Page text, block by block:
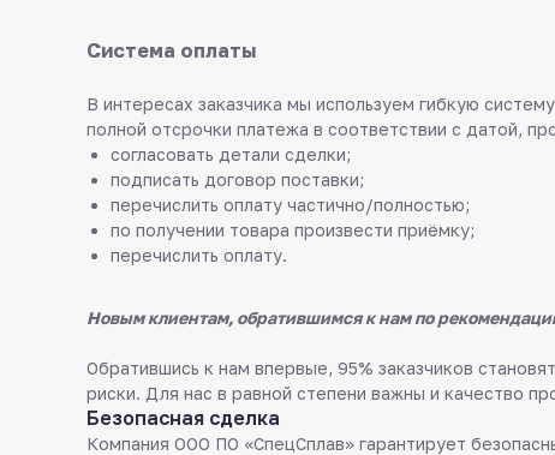
Система оплаты
В интересах заказчика мы используем гибкую
полной отсрочки платежа в соответствии с датой,
согласовать детали сделки;
подписать договор поставки;
перечислить оплату частично/полностью;
по получении товара произвести приёмку;
перечислить оплату.
Новым клиентам, обратившимся к нам по
Обратившись к нам впервые, 95% заказчиков
риски. Для нас в равной степени важны и качество
Безопасная сделка
Компания ООО ПО «СпецСплав» гарантирует